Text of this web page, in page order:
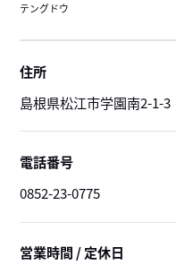
テングドウ
住所
島根県松江市学園南2-1-3
電話番号
0852-23-0775
営業時間 / 定休日